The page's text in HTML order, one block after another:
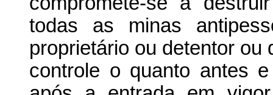
todas as minas
proprietário ou detentor
controle o quanto antes